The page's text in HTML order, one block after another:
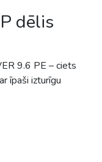
dēlis
9.6 PE – ciets
īpaši izturīgu